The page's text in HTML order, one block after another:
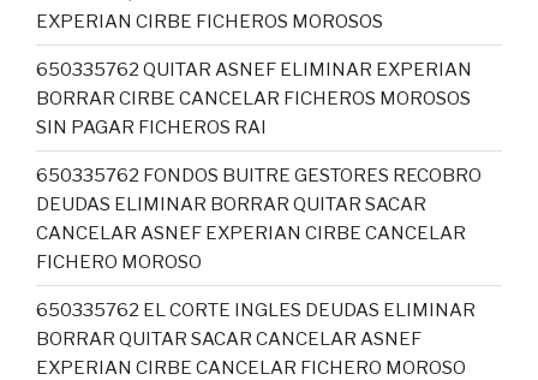
EXPERIAN CIRBE FICHEROS MOROSOS
650335762 QUITAR ASNEF ELIMINAR EXPERIAN
BORRAR CIRBE CANCELAR FICHEROS MOROSOS
SIN PAGAR FICHEROS RAI
650335762 FONDOS BUITRE GESTORES RECOBRO
DEUDAS ELIMINAR BORRAR QUITAR SACAR
CANCELAR ASNEF EXPERIAN CIRBE CANCELAR
FICHERO MOROSO
650335762 EL CORTE INGLES DEUDAS ELIMINAR
BORRAR QUITAR SACAR CANCELAR ASNEF
EXPERIAN CIRBE CANCELAR FICHERO MOROSO